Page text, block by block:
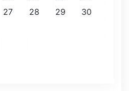
27 28 29
30